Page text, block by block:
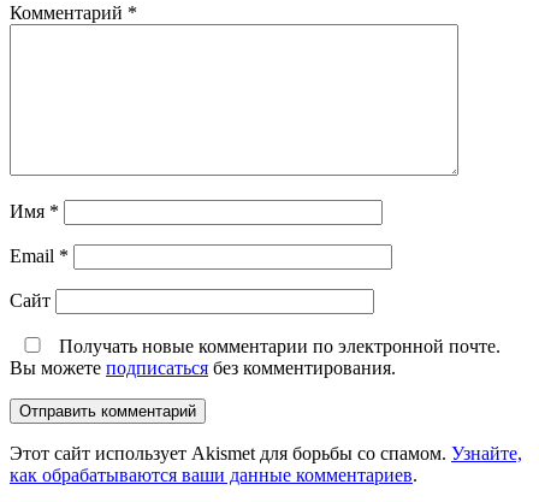
Комментарий *
Имя *
Email *
Сайт
Получать новые комментарии по электронной почте.
Вы можете подписаться без комментирования.
Этот сайт использует Akismet для борьбы со спамом. Узнайте,
как обрабатываются ваши данные комментариев.